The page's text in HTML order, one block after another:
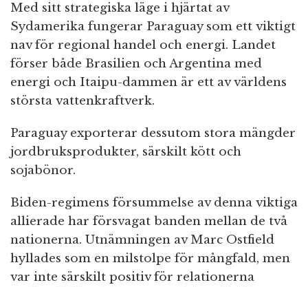
Med sitt strategiska läge i hjärtat av
Sydamerika fungerar Paraguay som ett viktigt
nav för regional handel och energi. Landet
förser både Brasilien och Argentina med
energi och Itaipu-dammen är ett av världens
största vattenkraftverk.
Paraguay exporterar dessutom stora mängder
jordbruksprodukter, särskilt kött och
sojabönor.
Biden-regimens försummelse av denna viktiga
allierade har försvagat banden mellan de två
nationerna. Utnämningen av Marc Ostfield
hyllades som en milstolpe för mångfald, men
var inte särskilt positiv för relationerna